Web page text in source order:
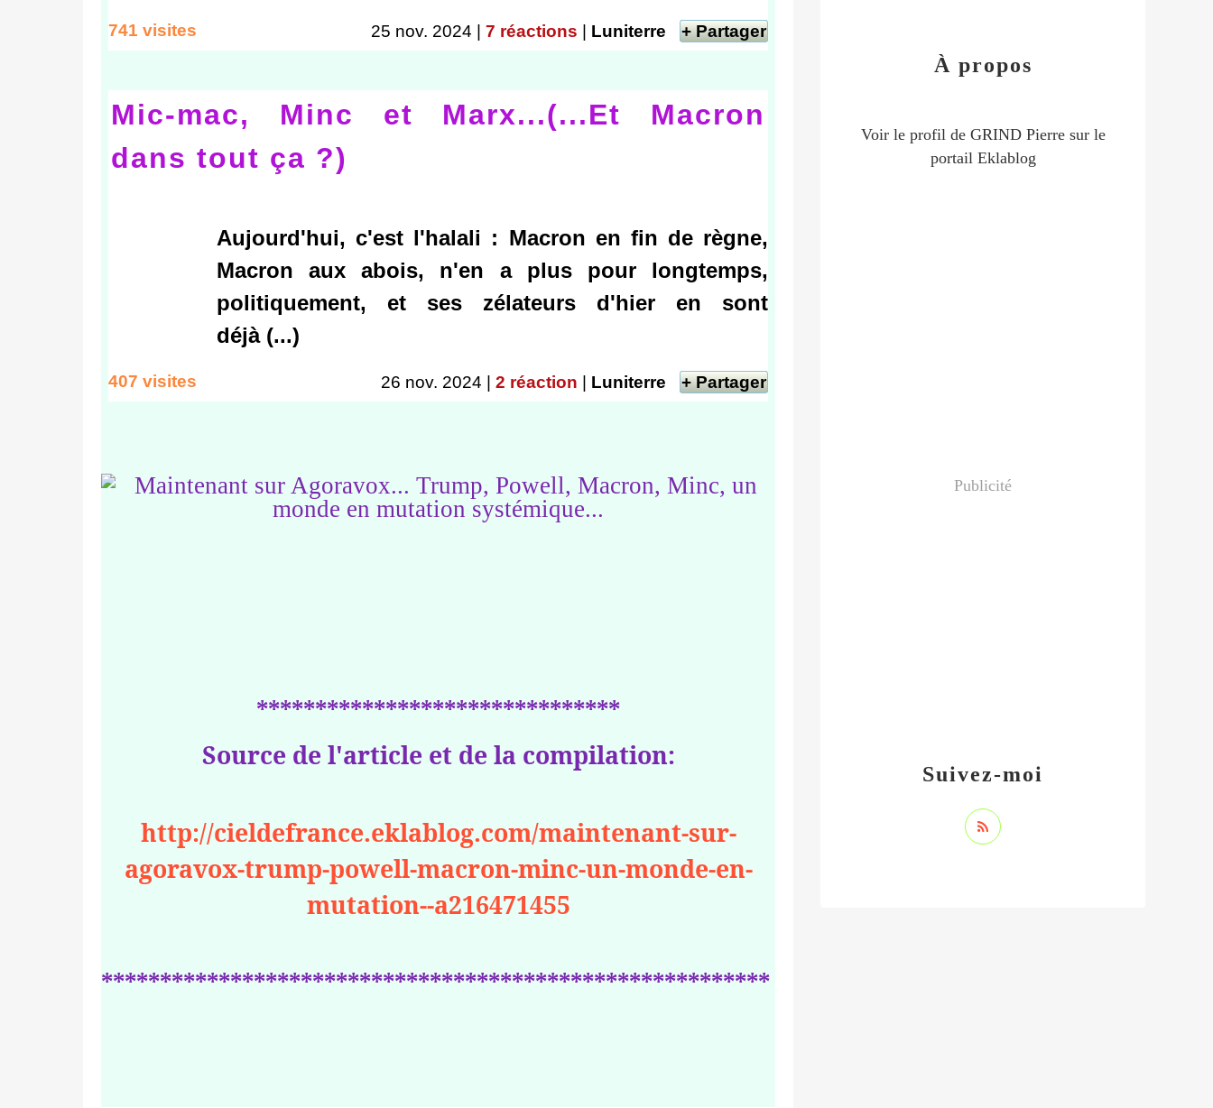
741 visites 25 nov. 2024 | 7 réactions | Luniterre + Partager
Mic-mac, Minc et Marx...(...Et Macron
dans tout ça ?)
Aujourd'hui, c'est l'halali : Macron en fin de règne,
Macron aux abois, n'en a plus pour longtemps,
politiquement, et ses zélateurs d'hier en sont
déjà (...)
407 visites 26 nov. 2024 | 2 réaction | Luniterre + Partager
*******************************
Source de l'article et de la compilation:
http://cieldefrance.eklablog.com/maintenant-sur-
agoravox-trump-powell-macron-minc-un-monde-en-
mutation--a216471455
*********************************************************
Suivez-moi
À propos
Voir le profil de GRIND Pierresur le
portail Eklablog
Publicité